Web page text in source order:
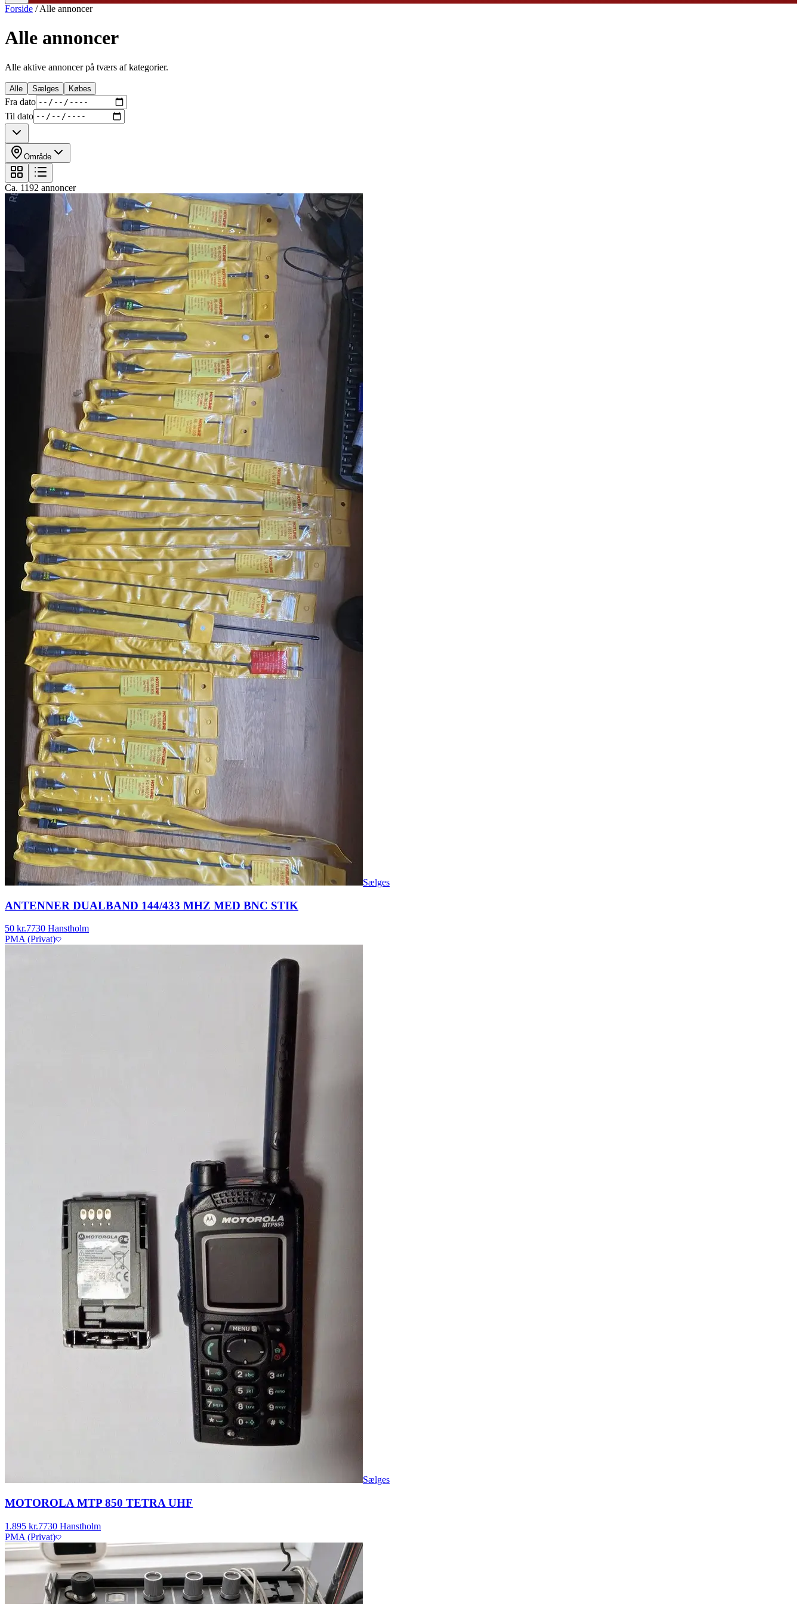
Forside /Alle annoncer
Alle annoncer
Alle aktive annoncer på tværs af kategorier.
Alle Sælges Købes
Fra dato
Til dato
Område
Ca. 1192 annoncer
Sælges
ANTENNER DUALBAND 144/433 MHZ MED BNC STIK
50 kr.7730 Hanstholm
PMA (Privat)
Sælges
MOTOROLA MTP 850 TETRA UHF
1.895 kr.7730 Hanstholm
PMA (Privat)